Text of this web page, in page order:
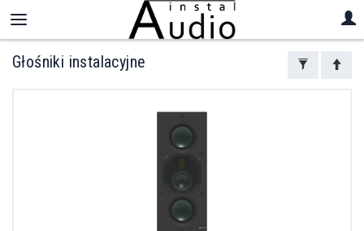
Głośniki instalacyjne